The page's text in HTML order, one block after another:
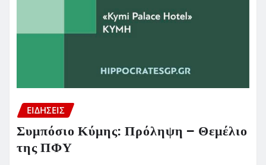
ΕΙΔΗΣΕΙΣ
Συμπόσιο Κύμης: Πρόληψη – Θεμέλιο
της ΠΦΥ